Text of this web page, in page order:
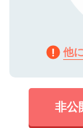
他
非公